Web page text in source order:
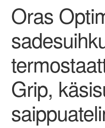
Oras
Grip,